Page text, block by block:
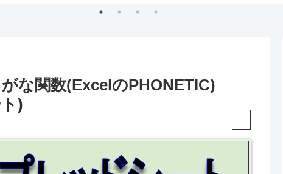
な関数(ExcelのPHONETIC)
)